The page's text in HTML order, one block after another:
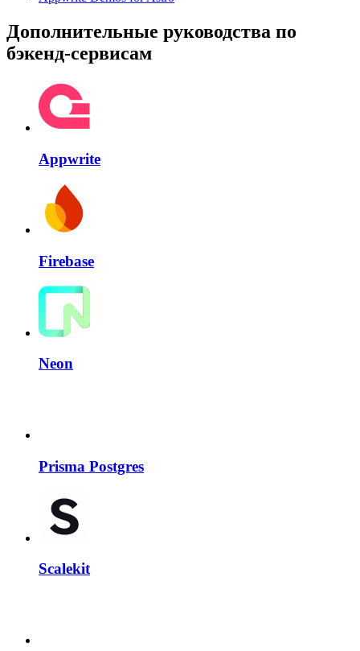
Дополнительные руководства по
бэкенд-сервисам
Appwrite
Firebase
Neon
Prisma Postgres
Scalekit